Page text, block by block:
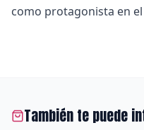
como protagonista en
También te puede